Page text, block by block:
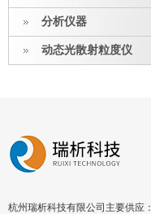
分析仪器
动态光散射粒度仪
杭州瑞析科技有限公司主要供应：